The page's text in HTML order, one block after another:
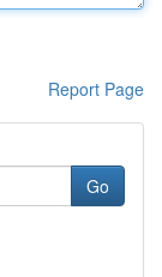
Report Page
Go